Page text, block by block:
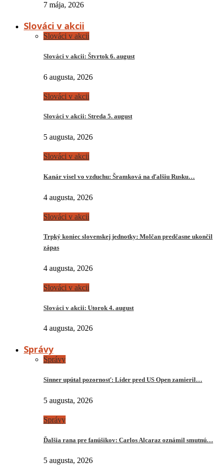
7 mája, 2026
Slováci v akcii
Slováci v akcii
Slováci v akcii: Štvrtok 6. august
6 augusta, 2026
Slováci v akcii
Slováci v akcii: Streda 5. august
5 augusta, 2026
Slováci v akcii
Kanár visel vo vzduchu: Šramková na ďalšiu Rusku…
4 augusta, 2026
Slováci v akcii
Trpký koniec slovenskej jednotky: Molčan predčasne ukončil
zápas
4 augusta, 2026
Slováci v akcii
Slováci v akcii: Utorok 4. august
4 augusta, 2026
Správy
Správy
Sinner upútal pozornosť: Líder pred US Open zamieril…
5 augusta, 2026
Správy
Ďalšia rana pre fanúšikov: Carlos Alcaraz oznámil smutnú…
5 augusta, 2026